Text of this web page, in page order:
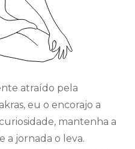
atraído pela
eu o encorajo a
mantenha a
a jornada o leva.